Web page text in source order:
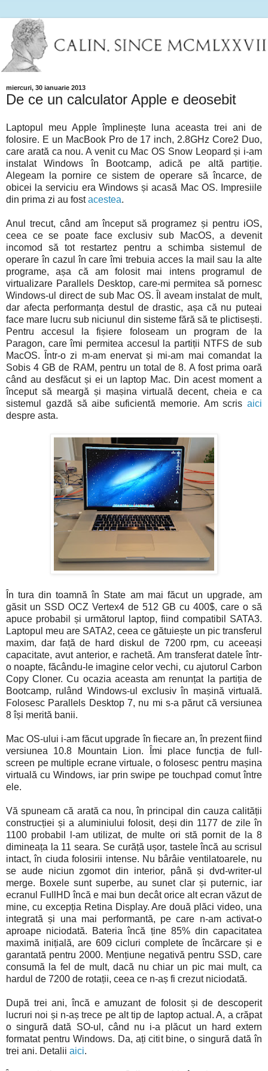
miercuri, 30 ianuarie 2013
De ce un calculator Apple e deosebit
Laptopul meu Apple împlinește luna aceasta trei ani de
folosire. E un MacBook Pro de 17 inch, 2.8GHz Core2 Duo,
care arată ca nou. A venit cu Mac OS Snow Leopard și i-am
instalat Windows în Bootcamp, adică pe altă partiție.
Alegeam la pornire ce sistem de operare să încarce, de
obicei la serviciu era Windows și acasă Mac OS. Impresiile
din prima zi au fostacestea.
Anul trecut, când am început să programez și pentru iOS,
ceea ce se poate face exclusiv sub MacOS, a devenit
incomod să tot restartez pentru a schimba sistemul de
operare în cazul în care îmi trebuia acces la mail sau la alte
programe, așa că am folosit mai intens programul de
virtualizare Parallels Desktop, care-mi permitea să pornesc
Windows-ul direct de sub Mac OS. Îl aveam instalat de mult,
dar afecta performanța destul de drastic, așa că nu puteai
face mare lucru sub niciunul din sisteme fără să te plictisești.
Pentru accesul la fișiere foloseam un program de la
Paragon, care îmi permitea accesul la partiții NTFS de sub
MacOS. Într-o zi m-am enervat și mi-am mai comandat la
Sobis 4 GB de RAM, pentru un total de 8. A fost prima oară
când au desfăcut și ei un laptop Mac. Din acest moment a
început să meargă și mașina virtuală decent, cheia e ca
sistemul gazdă să aibe suficientă memorie. Am scris aici
despre asta.
În tura din toamnă în State am mai făcut un upgrade, am
găsit un SSD OCZ Vertex4 de 512 GB cu 400$, care o să
apuce probabil și următorul laptop, fiind compatibil SATA3.
Laptopul meu are SATA2, ceea ce gătuiește un pic transferul
maxim, dar față de hard diskul de 7200 rpm, cu aceeași
capacitate, avut anterior, e rachetă. Am transferat datele într-
o noapte, făcându-le imagine celor vechi, cu ajutorul Carbon
Copy Cloner. Cu ocazia aceasta am renunțat la partiția de
Bootcamp, rulând Windows-ul exclusiv în mașină virtuală.
Folosesc Parallels Desktop 7, nu mi s-a părut că versiunea
8 își merită banii.
Mac OS-ului i-am făcut upgrade în fiecare an, în prezent fiind
versiunea 10.8 Mountain Lion. Îmi place funcția de full-
screen pe multiple ecrane virtuale, o folosesc pentru mașina
virtuală cu Windows, iar prin swipe pe touchpad comut între
ele.
Vă spuneam că arată ca nou, în principal din cauza calității
construcției și a aluminiului folosit, deși din 1177 de zile în
1100 probabil l-am utilizat, de multe ori stă pornit de la 8
dimineața la 11 seara. Se curăță ușor, tastele încă au scrisul
intact, în ciuda folosirii intense. Nu bârâie ventilatoarele, nu
se aude niciun zgomot din interior, până și dvd-writer-ul
merge. Boxele sunt superbe, au sunet clar și puternic, iar
ecranul FullHD încă e mai bun decât orice alt ecran văzut de
mine, cu excepția Retina Display. Are două plăci video, una
integrată și una mai performantă, pe care n-am activat-o
aproape niciodată. Bateria încă ține 85% din capacitatea
maximă inițială, are 609 cicluri complete de încărcare și e
garantată pentru 2000. Mențiune negativă pentru SSD, care
consumă la fel de mult, dacă nu chiar un pic mai mult, ca
hardul de 7200 de rotații, ceea ce n-aș fi crezut niciodată.
După trei ani, încă e amuzant de folosit și de descoperit
lucruri noi și n-aș trece pe alt tip de laptop actual. A, a crăpat
o singură dată SO-ul, când nu i-a plăcut un hard extern
formatat pentru Windows. Da, ați citit bine, o singură dată în
trei ani. Detalii aici.